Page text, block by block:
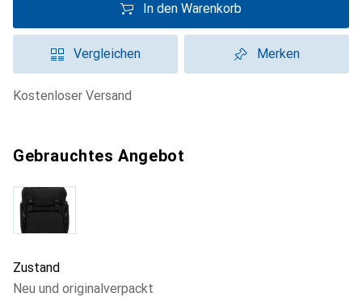
In den Warenkorb
Vergleichen Merken
kostenloser Versand
Gebrauchtes Angebot
Zustand
Neu und originalverpackt